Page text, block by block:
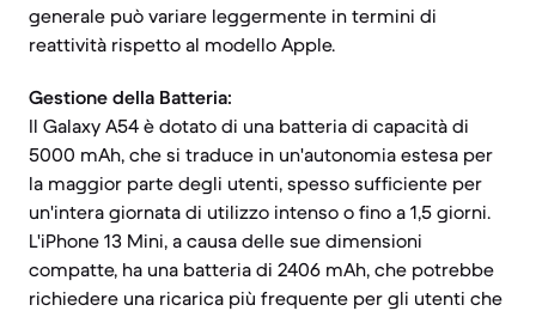
generale può variare leggermente in termini di
reattività rispetto al modello Apple.
Gestione della Batteria:
Il Galaxy A54 è dotato di una batteria di capacità di
5000 mAh, che si traduce in un'autonomia estesa per
la maggior parte degli utenti, spesso sufficiente per
un'intera giornata di utilizzo intenso o fino a 1,5 giorni.
L'iPhone 13 Mini, a causa delle sue dimensioni
compatte, ha una batteria di 2406 mAh, che potrebbe
richiedere una ricarica più frequente per gli utenti che